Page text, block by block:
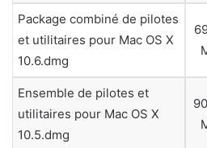
Package combiné de pilotes
et utilitaires pour Mac OS X
10.6.dmg
Ensemble de pilotes et
utilitaires pour Mac OS X
10.5.dmg